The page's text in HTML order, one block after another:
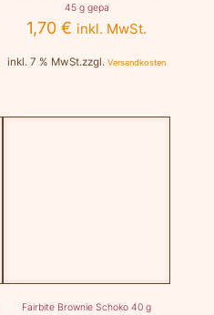
45 g gepa
1,70€ inkl. MwSt.
inkl. 7 % MwSt.zzgl.Versandkosten
Fairbite Brownie Schoko 40 g